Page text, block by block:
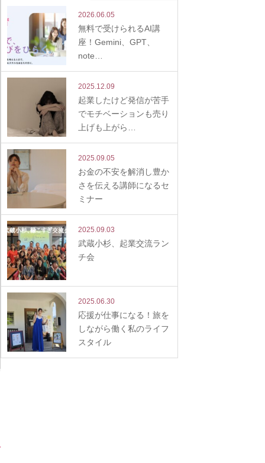
2026.06.05
無料で受けられるAI講
座！Gemini、GPT、
note…
2025.12.09
起業したけど発信が苦手
でモチベーションも売り
上げも上がら…
2025.09.05
お金の不安を解消し豊か
さを伝える講師になるセ
ミナー
2025.09.03
武蔵小杉、起業交流ラン
チ会
2025.06.30
応援が仕事になる！旅を
しながら働く私のライフ
スタイル